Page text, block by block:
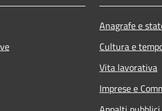
Anagrafe e
Cultura e
Vita lavorativa
Imprese e